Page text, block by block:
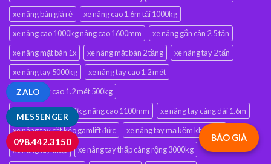
xe nâng bàn giá rẻ
xe nâng cao 1.6m tải 1000kg
xe nâng cao 1000kg nâng cao 1600mm
xe nâng gắn cân 2.5 tấn
xe nâng mặt bàn 1x
xe nâng mặt bàn 2 tầng
xe nâng tay 2 tấn
xe nâng tay 5000kg
xe nâng tay cao 1.2 mét
xe nâng tay cao 1.2 mét 500kg
xe nâng tay cao 400kg nâng cao 1100mm
xe nâng tay càng dài 1.6m
xe nâng tay cắt kéo gamlift đức
xe nâng tay mạ kẽm không gỉ
xe nâng tay thấp
xe nâng tay thấp càng rộng 3000kg
BÁO GIÁ
MESSENGER
ZALO
098.442.3150